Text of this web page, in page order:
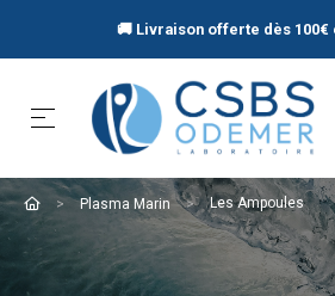
🚚 Livraison offerte dès 100€
Basculer la navigation
☰
Plasma Marin Les Ampoules